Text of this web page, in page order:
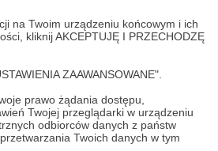
na Twoim urządzeniu końcowym i ich
kliknij AKCEPTUJĘ I PRZECHODZĘ
ZAAWANSOWANE".
prawo żądania dostępu,
Twojej przeglądarki w urządzeniu
odbiorców danych z państw
Twoich danych w tym